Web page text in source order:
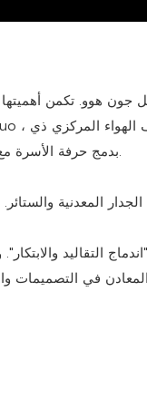
التقاليد
في التصميمات